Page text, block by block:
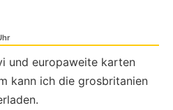
und europaweite karten
kann ich die grosbritanien